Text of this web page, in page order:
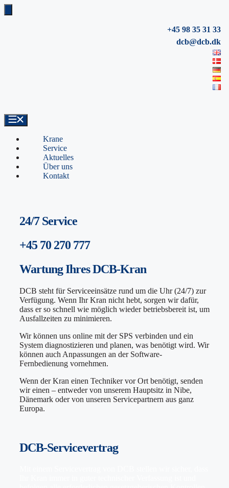
Zum
Inhalt
+45 98 35 31 33
dcb@dcb.dk
Krane
Service
Aktuelles
Über uns
Kontakt
24/7 Service
+45 70 270 777
WartungIhres DCB-Kran
DCB steht für Serviceeinsätze rund um die Uhr (24/7) zur
Verfügung. Wenn Ihr Kran nicht hebt, sorgen wir dafür,
dass er so schnell wie möglich wieder betriebsbereit ist, um
Ausfallzeiten zu minimieren.
Wir können uns online mit der SPS verbinden und ein
System diagnostizieren und planen, was benötigt wird. Wir
können auch Anpassungen an der Software-
Fernbedienung vornehmen.
Wenn der Kran einen Techniker vor Ort benötigt, senden
wir einen – entweder von unserem Hauptsitz in Nibe,
Dänemark oder von unseren Servicepartnern aus ganz
Europa.
DCB-Servicevertrag